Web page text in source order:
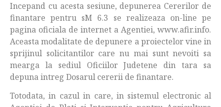
Incepand cu acesta sesiune, depunerea Cererilor de
finantare pentru sM 6.3 se realizeaza on-line pe
pagina oficiala de internet a Agentiei, www.afir.info.
Aceasta modalitate de depunere a proiectelor vine in
sprijinul solicitantilor care nu mai sunt nevoiti sa
mearga la sediul Oficiilor Judetene din tara sa
depuna intreg Dosarul cererii de finantare.
Totodata, in cazul in care, in sistemul electronic al